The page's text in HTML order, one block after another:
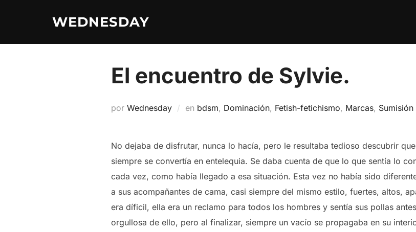
WEDNESDAY
El encuentro de Sylvie.
por Wednesday en bdsm, Dominación, Fetish-fetichismo, Marcas, Sumisión
No dejaba de disfrutar, nunca lo hacía, pero le resultaba tedioso descubrir
siempre se convertía en entelequia. Se daba cuenta de que lo que sentía lo
cada vez, como había llegado a esa situación. Esta vez no había sido
a sus acompañantes de cama, casi siempre del mismo estilo, fuertes, altos,
era díficil, ella era un reclamo para todos los hombres y sentía sus pollas
orgullosa de ello, pero al finalizar, siempre un vacío se propagaba en su